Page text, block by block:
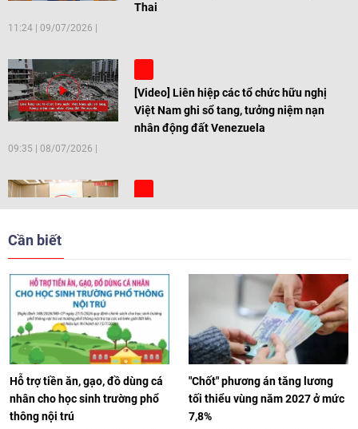
Thai
11:24 09/07/2026
[Video] Liên hiệp các tổ chức hữu nghị
Việt Nam ghi sổ tang, tưởng niệm nạn
nhân động đất Venezuela
09:35 08/07/2026
[Video] Trẻ em Đông Á cùng kiến tạo
[Video] Âm nhạc flamenco gắn kết văn
hoá Việt Nam - Tây Ban Nha
11:10 17/06/2026
[Video] Trao tặng Kỷ niệm chương "Vì
Cần biết
Hỗ trợ tiền ăn, gạo, đồ dùng cá
nhân cho học sinh trường phổ
thông nội trú
"Chốt" phương án tăng lương
tối thiểu vùng năm 2027 ở mức
7,8%